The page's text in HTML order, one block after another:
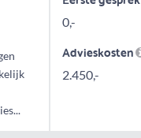
0,-
Advieskosten
2.450,-